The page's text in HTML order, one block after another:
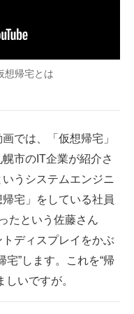
想帰宅とは
では、「仮想帰宅」
市のIT企業が紹介さ
うシステムエンジニ
宅」をしている社員
たという佐藤さん
ディスプレイをかぶ
宅”します。これを“帰
いですが。